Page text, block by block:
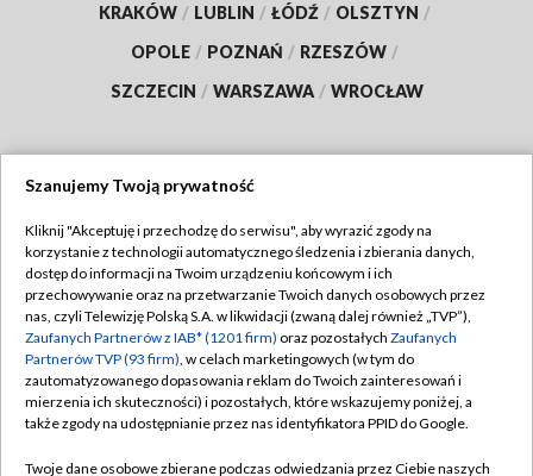
KRAKÓW / LUBLIN / ŁÓDŹ / OLSZTYN /
OPOLE / POZNAŃ / RZESZÓW /
SZCZECIN / WARSZAWA / WROCŁAW
TVP
Abonament TVP
Emisja w TVP
Centrum informacji TVP
Naziemna Telewizja Cyfrowa
Regulamin TVP
Polityka prywatności
Moje zgody
Pomoc
Szanujemy Twoją prywatność
Kliknij "Akceptuję i przechodzę do serwisu", aby wyrazić zgody na
korzystanie z technologii automatycznego śledzenia i zbierania danych,
dostęp do informacji na Twoim urządzeniu końcowym i ich
przechowywanie oraz na przetwarzanie Twoich danych osobowych przez
nas, czyli Telewizję Polską S.A. w likwidacji (zwaną dalej również „TVP”),
Zaufanych Partnerów z IAB* (1201 firm) oraz pozostałych Zaufanych
Partnerów TVP (93 firm), w celach marketingowych (w tym do
zautomatyzowanego dopasowania reklam do Twoich zainteresowań i
mierzenia ich skuteczności) i pozostałych, które wskazujemy poniżej, a
także zgody na udostępnianie przez nas identyfikatora PPID do Google.
Twoje dane osobowe zbierane podczas odwiedzania przez Ciebie naszych